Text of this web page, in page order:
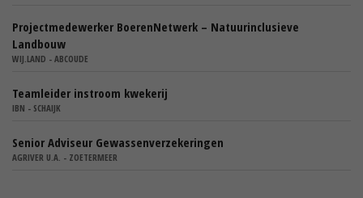
Projectmedewerker BoerenNetwerk – Natuurinclusieve
Landbouw
WIJ.LAND - ABCOUDE
Teamleider instroom kwekerij
IBN - SCHAIJK
Senior Adviseur Gewassenverzekeringen
AGRIVER U.A. - ZOETERMEER